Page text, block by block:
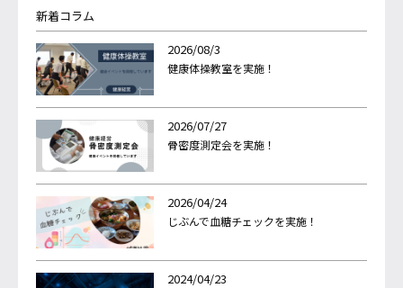
新着コラム
2026/08/3
健康体操教室を実施！
2026/07/27
骨密度測定会を実施！
2026/04/24
じぶんで血糖チェックを実施！
2024/04/23